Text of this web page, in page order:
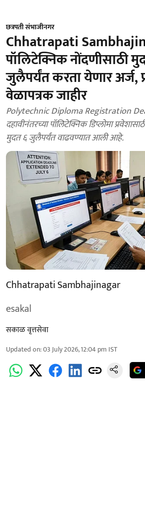
छत्रपती संभाजीनगर
Chhatrapati
पॉलिटेक्निक नोंदणीसाठी
जुलैपर्यंत करता येणार अर्ज,
वेळापत्रक जाहीर
Polytechnic Diploma Registration
दहावीनंतरच्या पॉलिटेक्निक डिप्लोमा
मुदत ६ जुलैपर्यंत वाढवण्यात आली आहे.
Chhatrapati Sambhajinagar
esakal
सकाळ वृत्तसेवा
Updated on:03 July 2026, 12:04 pm IST